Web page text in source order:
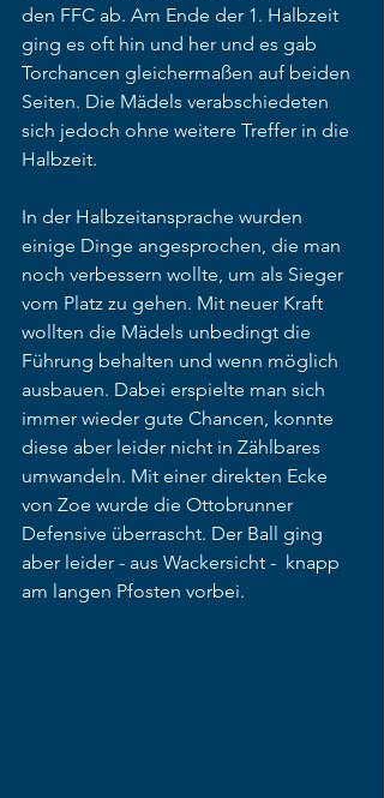
den FFC ab. Am Ende der 1. Halbzeit
ging es oft hin und her und es gab
Torchancen gleichermaßen auf beiden
Seiten. Die Mädels verabschiedeten
sich jedoch ohne weitere Treffer in die
Halbzeit.
In der Halbzeitansprache wurden
einige Dinge angesprochen, die man
noch verbessern wollte, um als Sieger
vom Platz zu gehen. Mit neuer Kraft
wollten die Mädels unbedingt die
Führung behalten und wenn möglich
ausbauen. Dabei erspielte man sich
immer wieder gute Chancen, konnte
diese aber leider nicht in Zählbares
umwandeln. Mit einer direkten Ecke
von Zoe wurde die Ottobrunner
Defensive überrascht. Der Ball ging
aber leider - aus Wackersicht -  knapp
am langen Pfosten vorbei.